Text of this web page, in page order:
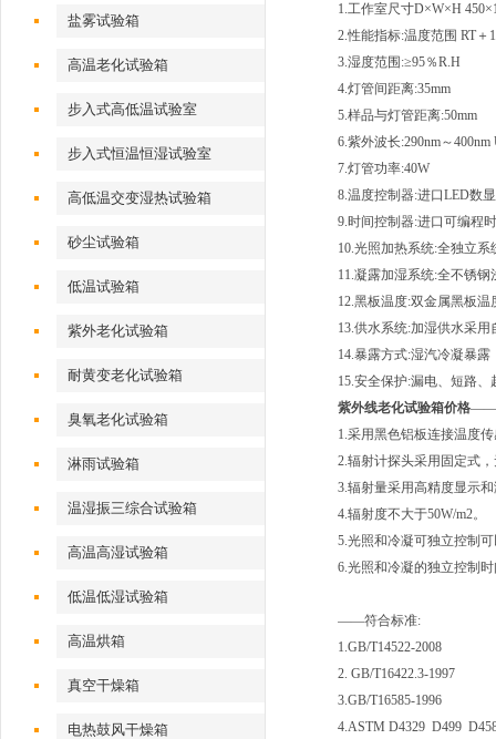
盐雾试验箱
高温老化试验箱
步入式高低温试验室
步入式恒温恒湿试验室
高低温交变湿热试验箱
砂尘试验箱
低温试验箱
紫外老化试验箱
耐黄变老化试验箱
臭氧老化试验箱
淋雨试验箱
温湿振三综合试验箱
高温高湿试验箱
低温低湿试验箱
高温烘箱
真空干燥箱
电热鼓风干燥箱
1.工作室尺寸D×W×H
2.性能指标:温度范围 RT
3.湿度范围:≥95％R.H
4.灯管间距离:35mm
5.样品与灯管距离:50mm
6.紫外波长:290nm～
7.灯管功率:40W
8.温度控制器:进口LED数
9.时间控制器:进口可编程
10.光照加热系统:全独立
11.凝露加湿系统:全不锈
12.黑板温度:双金属黑板温
13.供水系统:加湿供水采用
14.暴露方式:湿汽冷凝暴
15.安全保护:漏电、短路
紫外线老化试验箱价格——
1.采用黑色铝板连接温度
2.辐射计探头采用固定式
3.辐射量采用高精度显示
4.辐射度不大于50W/m2。
5.光照和冷凝可独立控制
6.光照和冷凝的独立控制
——符合标准:
1.GB/T14522-2008
2. GB/T16422.3-1997
3.GB/T16585-1996
4.ASTM D4329 D499